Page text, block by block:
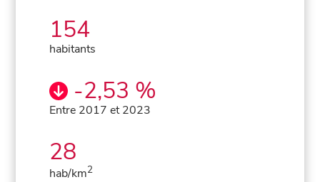
154
habitants
-2,53 %
Entre 2017 et 2023
28
hab/km2